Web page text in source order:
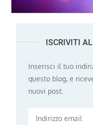
ISCRIVITI
Inserisci il tuo
questo blog, e
nuovi post.
Indirizzo